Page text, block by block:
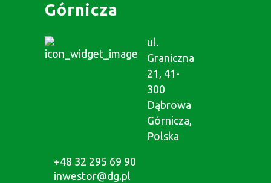
Górnicza
ul.
Graniczna
21, 41-
300
Dąbrowa
Górnicza,
Polska
+48 32 295 69 90
inwestor@dg.pl